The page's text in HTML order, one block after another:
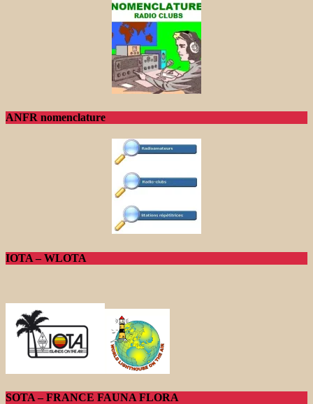
ANFR nomenclature
IOTA – WLOTA
SOTA – FRANCE FAUNA FLORA